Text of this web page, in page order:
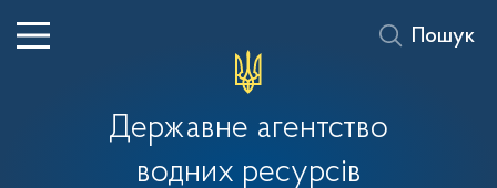
Державне агентство
водних ресурсів
Пошук